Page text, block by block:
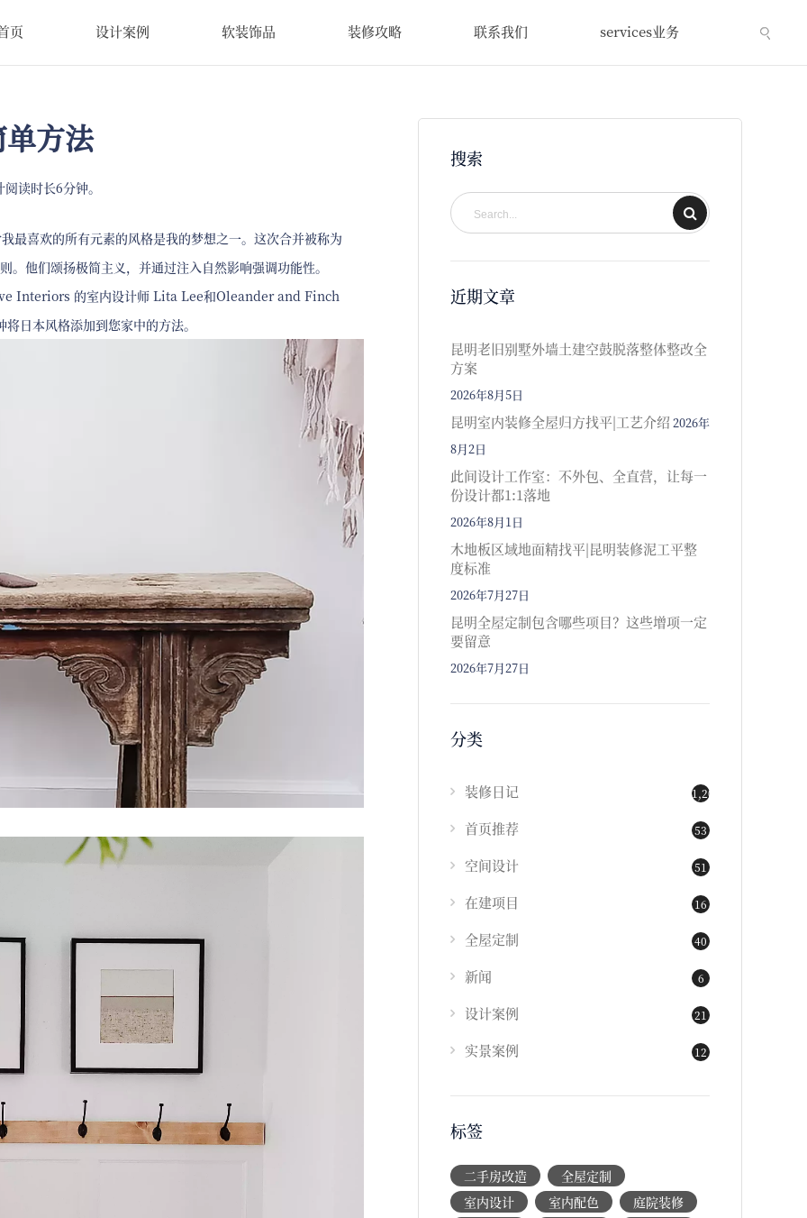
页 设计案例 软装饰品 装修攻略 联系我们 services业务
方法
读时长6分钟。
最喜欢的所有元素的风格是我的梦想之一。这次合并被称为
他们颂扬极简主义，并通过注入自然影响强调功能性。
Interiors 的室内设计师 Lita Lee和Oleander and Finch
日本风格添加到您家中的方法。
搜索
近期文章
昆明老旧别墅外墙土建空鼓脱落整体整改全
方案
2026年8月5日
昆明室内装修全屋归方找平|工艺介绍 2026年
8月2日
此间设计工作室：不外包、全直营，让每一
份设计都1:1落地
2026年8月1日
木地板区域地面精找平|昆明装修泥工平整
度标准
2026年7月27日
昆明全屋定制包含哪些项目？这些增项一定
要留意
2026年7月27日
分类
装修日记 1,202
首页推荐 53
空间设计 51
在建项目 16
全屋定制 40
新闻 6
设计案例 21
实景案例 12
标签
二手房改造
全屋定制
室内设计
室内配色
庭院装修